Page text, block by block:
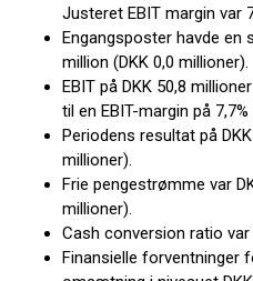
Justeret EBIT margin var
Engangsposter havde en
million (DKK 0,0 millioner).
EBIT på DKK 50,8
til en EBIT-margin på 7,7%
Periodens resultat på
millioner).
Frie pengestrømme var
millioner).
Cash conversion ratio var
Finansielle forventninger